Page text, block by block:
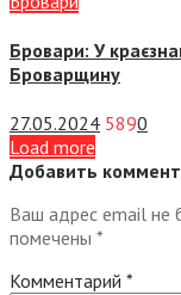
Бровари: У
Броварщину
27.05.2024 5890
Load more
Добавить
Ваш адрес email не
помечены *
Комментарий *